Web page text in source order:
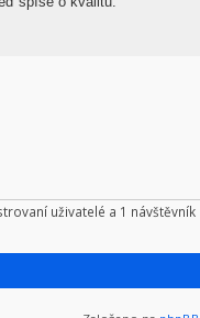
uživatelé a 1 návštěvník